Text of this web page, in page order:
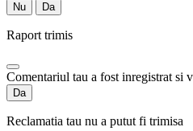
Nu Da
Raport trimis
Comentariul tau a fost inregistrat si
Da
Reclamatia tau nu a putut fi trimisa